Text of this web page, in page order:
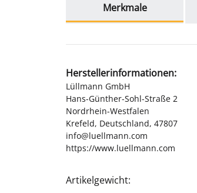
Merkmale
Herstellerinformationen:
Lüllmann GmbH
Hans-Günther-Sohl-Straße 2
Nordrhein-Westfalen
Krefeld, Deutschland, 47807
info@luellmann.com
https://www.luellmann.com
Produkteigenschaft
Wert
Artikelgewicht: